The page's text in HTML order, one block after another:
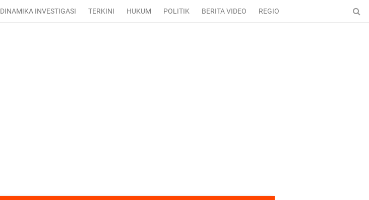
DINAMIKA INVESTIGASI TERKINI HUKUM POLITIK BERITA VIDEO REGIONAL ENTERTAINMENT